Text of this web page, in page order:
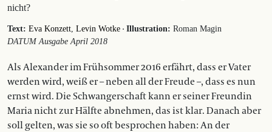
nicht?
Text: Eva Konzett Levin Wotke · Illustration: Roman Magin
DATUM Ausgabe April 2018
Als Alexander im Frühsommer 2016 erfährt, dass er Vater
werden wird, weiß er – neben all der Freude –, dass es nun
ernst wird. Die Schwangerschaft kann er seiner Freundin
Maria nicht zur Hälfte abnehmen, das ist klar. Danach aber
soll gelten, was sie so oft besprochen haben: An der